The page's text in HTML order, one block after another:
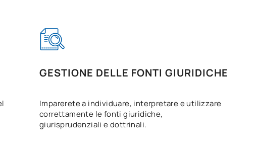
GESTIONE DELLE FONTI GIURIDICHE
Imparerete a individuare, interpretare e utilizzare
correttamente le fonti giuridiche,
giurisprudenziali e dottrinali.